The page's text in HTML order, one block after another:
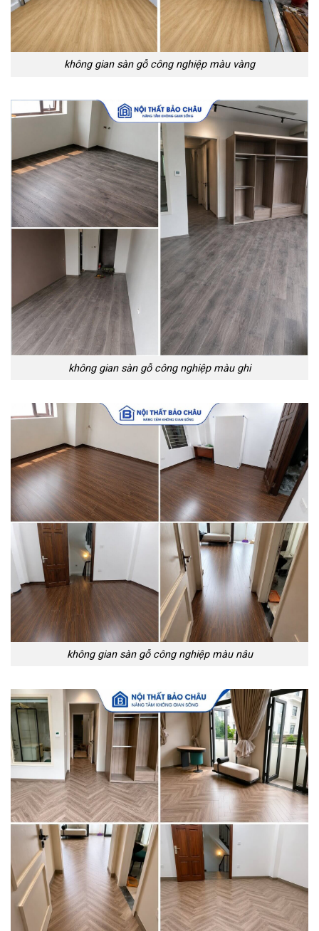
không gian sàn gỗ công nghiệp màu vàng
không gian sàn gỗ công nghiệp màu ghi
không gian sàn gỗ công nghiệp màu nâu